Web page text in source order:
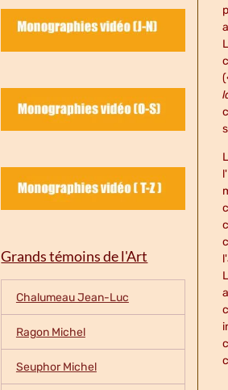
Grands témoins de l'Art
Chalumeau Jean-Luc
Ragon Michel
Seuphor Michel